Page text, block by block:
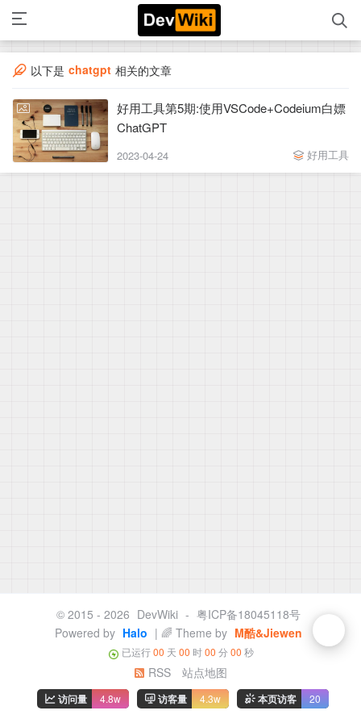
以下是 chatgpt 相关的文章
好用工具第5期:使用VSCode+Codeium白嫖
ChatGPT
2023-04-24 好用工具
© 2015 - 2026 DevWiki - 粤ICP备18045118号
Powered by Halo | 🌈 Theme by M酷&Jiewen
已运行00 天 00 时00 分 00 秒
RSS 站点地图
访问量 4.8w 访客量 4.3w 本页访客 20